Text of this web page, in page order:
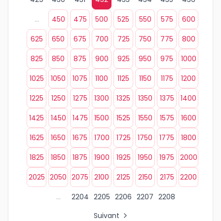
...
450 475 500 525 550 575
600
625
650 675 700 725 750 775
800
825
850 875 900 925 950 975
1000
1025
1050 1075 1100 1125 1150 1175
1200
1225
1250 1275 1300 1325 1350 1375
1400
1425
1450 1475 1500 1525 1550 1575
1600
1625
1650 1675 1700 1725 1750 1775
1800
1825
1850 1875 1900 1925 1950 1975
2000
2025 2050 2075 2100 2125 2150 2175
2200
...
2204 2205 2206 2207 2208
Suivant